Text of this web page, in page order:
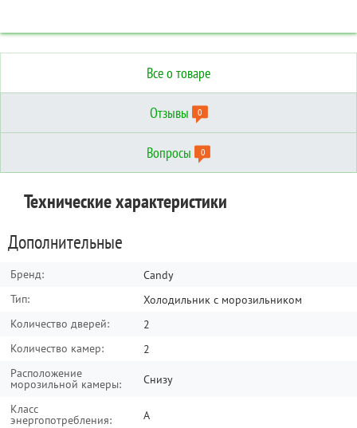
Все о товаре
Отзывы 0
Вопросы 0
Технические характеристики
Дополнительные
Бренд:
Candy
Тип:
Холодильник с морозильником
Количество дверей:
2
Количество камер:
2
Расположение
морозильной камеры: Снизу
Класс
энергопотребления: A
Отзывы о товаре
Написать отзыв
Вопросы о товаре
Задать вопрос